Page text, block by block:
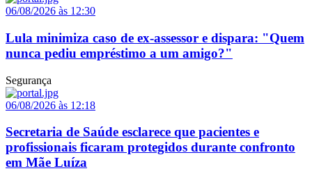
06/08/2026 às 12:30
Lula minimiza caso de ex-assessor e dispara: "Quem
nunca pediu empréstimo a um amigo?"
Segurança
06/08/2026 às 12:18
Secretaria de Saúde esclarece que pacientes e
profissionais ficaram protegidos durante confronto
em Mãe Luíza